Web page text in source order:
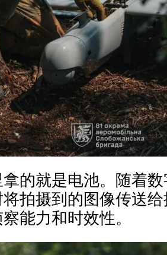
的就是电池。随着
将拍摄到的图像传送
能力和时效性。